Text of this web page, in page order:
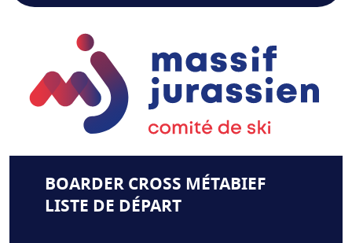
BOARDER CROSS MÉTABIEF
LISTE DE DÉPART